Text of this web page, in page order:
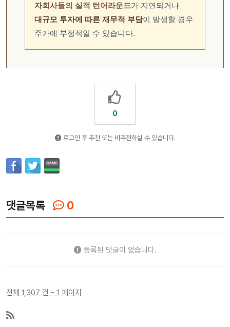
자회사들의 실적 턴어라운드가 지연되거나
대규모 투자에 따른 재무적 부담이 발생할 경우
주가에 부정적일 수 있습니다.
0
로그인 후 추천 또는 비추천하실 수 있습니다.
댓글목록 0
등록된 댓글이 없습니다.
전체 1,307 건 - 1 페이지